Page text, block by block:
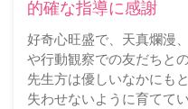
的確な指導に感謝
好奇心旺盛で、天真爛漫
や行動観察での友だちと
先生方は優しいなかにも
失わせないように育てて